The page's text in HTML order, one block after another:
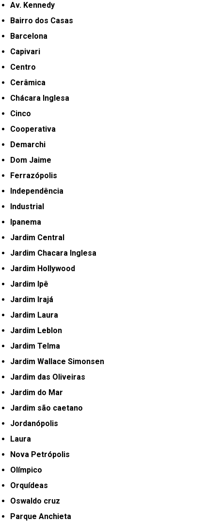
Av. Kennedy
Bairro dos Casas
Barcelona
Capivari
Centro
Cerâmica
Chácara Inglesa
Cinco
Cooperativa
Demarchi
Dom Jaime
Ferrazópolis
Independência
Industrial
Ipanema
Jardim Central
Jardim Chacara Inglesa
Jardim Hollywood
Jardim Ipê
Jardim Irajá
Jardim Laura
Jardim Leblon
Jardim Telma
Jardim Wallace Simonsen
Jardim das Oliveiras
Jardim do Mar
Jardim são caetano
Jordanópolis
Laura
Nova Petrópolis
Olímpico
Orquídeas
Oswaldo cruz
Parque Anchieta